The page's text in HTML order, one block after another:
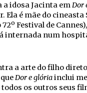
idosa Jacinta emDor
Ela é mãe do
Festival de
internada num
a arte do filho
Dor e glóriainclui
os outros seus